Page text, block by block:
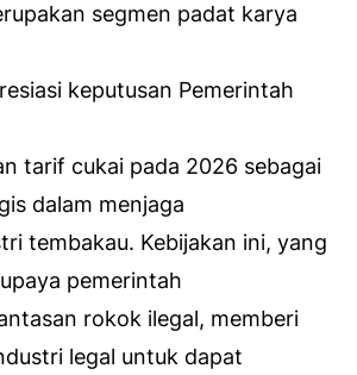
segmen padat karya
keputusan Pemerintah
tarif cukai pada 2026 sebagai
dalam menjaga
tembakau. Kebijakan ini, yang
pemerintah
rokok ilegal, memberi
legal untuk dapat